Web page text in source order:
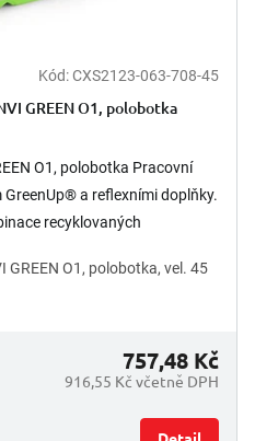
Kód:CXS2123-063-708-45
GREEN O1, polobotka
O1, polobotka Pracovní
a reflexními doplňky.
recyklovaných
GREEN O1, polobotka, vel. 45
916,55 Kč včetně DPH
757,48 Kč